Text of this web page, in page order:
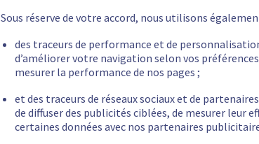
Sous réserve de votre accord, nous utilisons
des traceurs de performance et de
d’améliorer votre navigation selon vos
mesurer la performance de nos pages ;
et des traceurs de réseaux sociaux et de
de diffuser des publicités ciblées, de mesurer leur
certaines données avec nos partenaires